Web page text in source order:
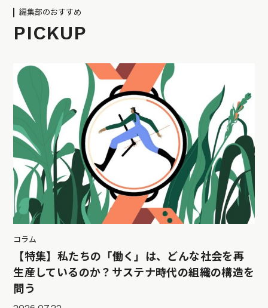
編集部のおすすめ
PICKUP
コラム
【特集】私たちの「働く」は、どんな社会を再
生産しているのか？サステナ時代の組織の構造を
問う